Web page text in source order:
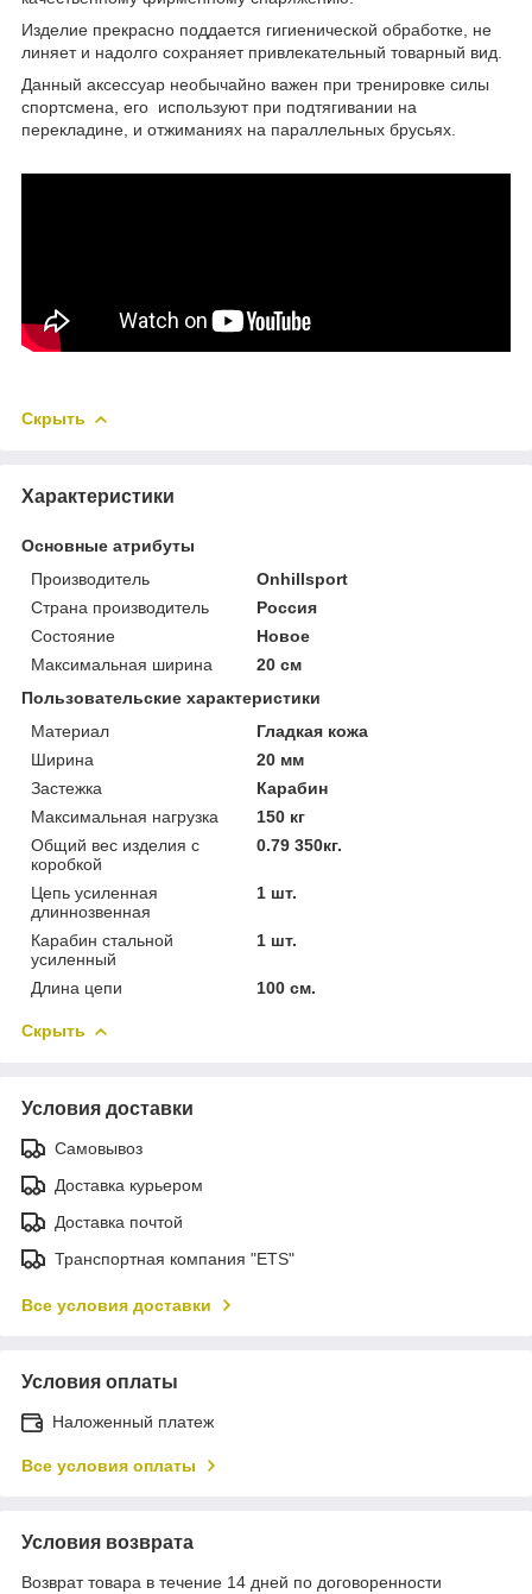
Изделие прекрасно поддается гигиенической обработке, не
линяет и надолго сохраняет привлекательный товарный вид.
Данный аксессуар необычайно важен при тренировке силы
спортсмена, его используют при подтягивании на
перекладине, и отжиманиях на параллельных брусьях.
Скрыть
Характеристики
Основные атрибуты
Производитель
Onhillsport
Страна производитель
Россия
Состояние
Новое
Максимальная ширина
20 см
Пользовательские характеристики
Материал
Гладкая кожа
Ширина
20 мм
Застежка
Карабин
Максимальная нагрузка
150 кг
Общий вес изделия с
коробкой
0.79 350кг.
Цепь усиленная
длиннозвенная
1 шт.
Карабин стальной
усиленный
1 шт.
Длина цепи 100 см.
Скрыть
Условия доставки
Самовывоз
Доставка курьером
Доставка почтой
Транспортная компания "ETS"
Все условия доставки
Условия оплаты
Наложенный платеж
Все условия оплаты
Условия возврата
Возврат товара в течение 14 дней по договоренности